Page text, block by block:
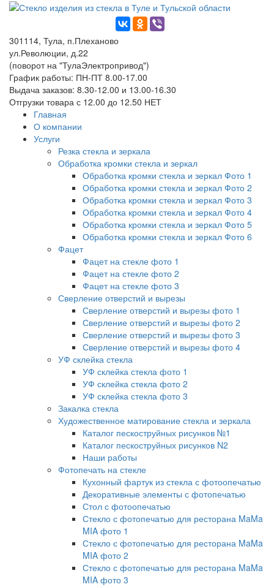
301114, Тула, п.Плеханово
ул.Революции, д.22
(поворот на "ТулаЭлектропривод")
График работы: ПН-ПТ 8.00-17.00
Выдача заказов: 8.30-12.00 и 13.00-16.30
Отгрузки товара с 12.00 до 12.50 НЕТ
Главная
О компании
Услуги
Резка стекла и зеркала
Обработка кромки стекла и зеркал
Обработка кромки стекла и зеркал Фото 1
Обработка кромки стекла и зеркал Фото 2
Обработка кромки стекла и зеркал Фото 3
Обработка кромки стекла и зеркал Фото 4
Обработка кромки стекла и зеркал Фото 5
Обработка кромки стекла и зеркал Фото 6
Фацет
Фацет на стекле фото 1
Фацет на стекле фото 2
Фацет на стекле фото 3
Сверление отверстий и вырезы
Сверление отверстий и вырезы фото 1
Сверление отверстий и вырезы фото 2
Сверление отверстий и вырезы фото 3
Сверление отверстий и вырезы фото 4
УФ склейка стекла
УФ склейка стекла фото 1
УФ склейка стекла фото 2
УФ склейка стекла фото 3
Закалка стекла
Художественное матирование стекла и зеркала
Каталог пескоструйных рисунков №1
Каталог пескоструйных рисунков N2
Наши работы
Фотопечать на стекле
Кухонный фартук из стекла с фотоопечатью
Декоративные элементы с фотопечатью
Стол с фотоопечатью
Стекло с фотопечатью для ресторана MaMa
MIA фото 1
Стекло с фотопечатью для ресторана MaMa
MIA фото 2
Стекло с фотопечатью для ресторана MaMa
MIA фото 3